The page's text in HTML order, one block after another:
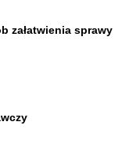
załatwienia sprawy